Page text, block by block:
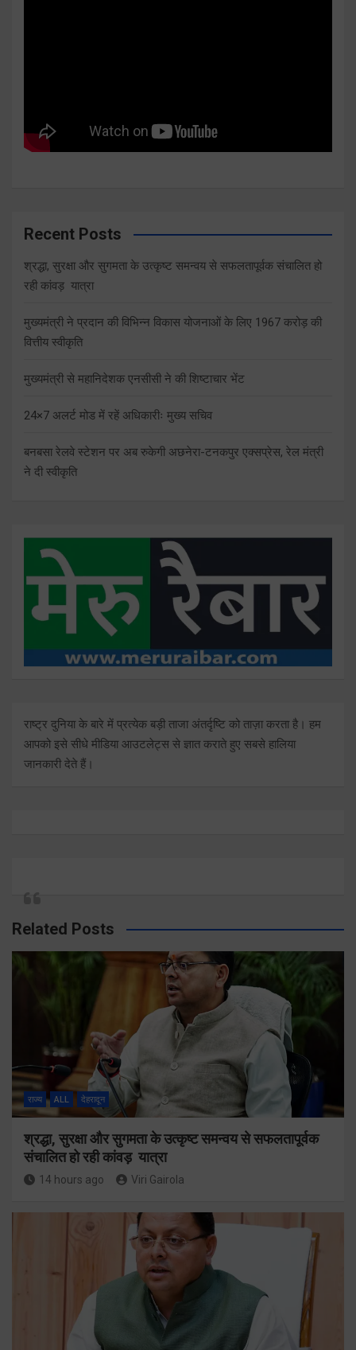
Recent Posts
श्रद्धा, सुरक्षा और सुगमता के उत्कृष्ट समन्वय से सफलतापूर्वक संचालित हो
रही कांवड़ यात्रा
मुख्यमंत्री ने प्रदान की विभिन्न विकास योजनाओं के लिए 1967 करोड़ की
वित्तीय स्वीकृति
मुख्यमंत्री से महानिदेशक एनसीसी ने की शिष्टाचार भेंट
24×7 अलर्ट मोड में रहें अधिकारीः मुख्य सचिव
बनबसा रेलवे स्टेशन पर अब रुकेगी अछनेरा-टनकपुर एक्सप्रेस, रेल मंत्री
ने दी स्वीकृति
राष्ट्र दुनिया के बारे में प्रत्येक बड़ी ताजा अंतर्दृष्टि को ताज़ा करता है। हम
आपको इसे सीधे मीडिया आउटलेट्स से ज्ञात कराते हुए सबसे हालिया
जानकारी देते हैं।
Related Posts
राज्य ALL देहरादून
श्रद्धा, सुरक्षा और सुगमता के उत्कृष्ट समन्वय से सफलतापूर्वक
संचालित हो रही कांवड़ यात्रा
14 hours ago Viri Gairola